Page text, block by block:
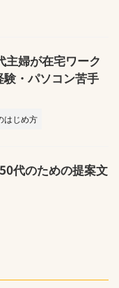
主婦が在宅ワーク
・パソコン苦手
はじめ方
代のための提案文